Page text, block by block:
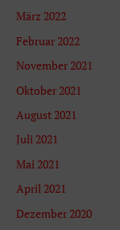
März 2022
Februar 2022
November 2021
Oktober 2021
August 2021
Juli 2021
Mai 2021
April 2021
Dezember 2020